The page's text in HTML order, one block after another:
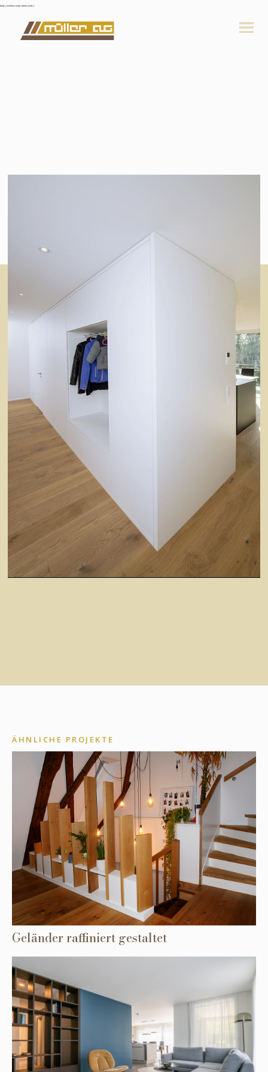
body { overflow-wrap: break-word; }
ÄHNLICHE PROJEKTE
Geländer raffiniert gestaltet